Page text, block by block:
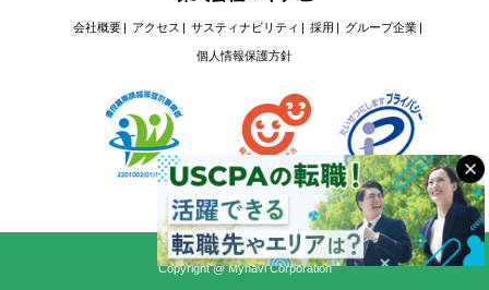
会社概要 アクセス サスティナビリティ 採用 グループ企業
個人情報保護方針
Copyright @ Mynavi Corporation